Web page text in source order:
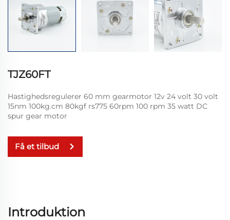
TJZ60FT
Hastighedsregulerer 60 mm gearmotor 12v 24 volt 30 volt
15nm 100kg.cm 80kgf rs775 60rpm 100 rpm 35 watt DC
spur gear motor
Få et tilbud
Introduktion